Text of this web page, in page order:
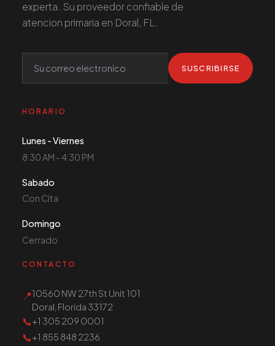
experta. Su proveedor confiable de
atencion primaria en Doral, FL.
SUSCRIBIRSE
HORARIO
Lunes - Viernes
8:30 AM - 4:30 PM
Sabado
Con Cita
Domingo
Cerrado
CONTACTO
📍10560 NW 27th St Unit 101
Doral, Florida 33172
📞+1 305 209 0001
📞+1 855 848 2236